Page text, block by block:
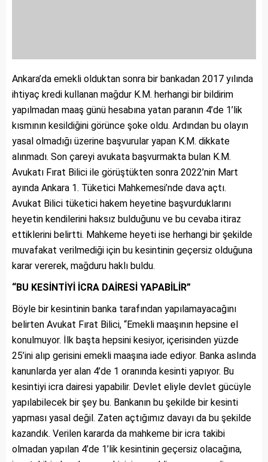
Ankara’da emekli olduktan sonra bir bankadan 2017 yılında
ihtiyaç kredi kullanan mağdur K.M. herhangi bir bildirim
yapılmadan maaş günü hesabına yatan paranın 4’de 1’lik
kısmının kesildiğini görünce şoke oldu. Ardından bu olayın
yasal olmadığı üzerine başvurular yapan K.M. dikkate
alınmadı. Son çareyi avukata başvurmakta bulan K.M.
Avukatı Fırat Bilici ile görüştükten sonra 2022’nin Mart
ayında Ankara 1. Tüketici Mahkemesi’nde dava açtı.
Avukat Bilici tüketici hakem heyetine başvurduklarını
heyetin kendilerini haksız bulduğunu ve bu cevaba itiraz
ettiklerini belirtti. Mahkeme heyeti ise herhangi bir şekilde
muvafakat verilmediği için bu kesintinin geçersiz olduğuna
karar vererek, mağduru haklı buldu.
“BU KESİNTİYİ İCRA DAİRESİ YAPABİLİR”
Böyle bir kesintinin banka tarafından yapılamayacağını
belirten Avukat Fırat Bilici, “Emekli maaşının hepsine el
konulmuyor. İlk başta hepsini kesiyor, içerisinden yüzde
25’ini alıp gerisini emekli maaşına iade ediyor. Banka aslında
kanunlarda yer alan 4’de 1 oranında kesinti yapıyor. Bu
kesintiyi icra dairesi yapabilir. Devlet eliyle devlet gücüyle
yapılabilecek bir şey bu. Bankanın bu şekilde bir kesinti
yapması yasal değil. Zaten açtığımız davayı da bu şekilde
kazandık. Verilen kararda da mahkeme bir icra takibi
olmadan yapılan 4’de 1’lik kesintinin geçersiz olacağına,